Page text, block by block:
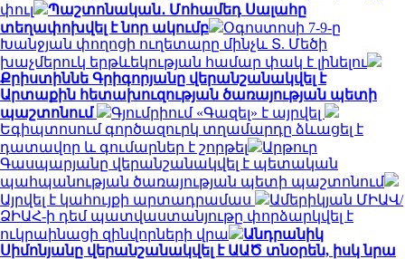
փուլ
Պաշտոնական․ Մոհամեդ Սալահը
տեղափոխվել է նոր ակումբ
Օգոստոսի 7-9-ը
Խանջյան փողոցի ուղետարը մինչև Տ. Մեծի
խաչմերուկ երթևեկության համար փակ է լինելու
Քրիստիննե Գրիգորյանը վերանշանակվել է
Արտաքին հետախուզության ծառայության պետի
պաշտոնում
Գյումրիում «Գազել» է այրվել
Եգիպտոսում գործազուրկ տղամարդը ձևացել է
դատավոր և գումարներ է շորթել
Արթուր
Գասպարյանը վերանշանակվել է պետական
պահպանության ծառայության պետի պաշտոնում
Այրվել է կահույքի արտադրամաս
Ամերիկյան ՄԻԱՎ/
ՁԻԱՀ-ի դեմ պատվաստանյութը փորձարկվել է
ուկրաինացի զինվորների վրա
Անդրանիկ
Սիմոնյանը վերանշանակվել է ԱԱԾ տնօրեն, իսկ նրա